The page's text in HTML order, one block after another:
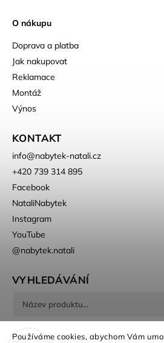
Používáme cookies, abychom Vám
O nákupu
Doprava a platba
Jak nakupovat
Reklamace
Montáž
Výnos
KONTAKT
info@nabytek-natali.cz
+420 739 314 895
Facebook
NataliNabytek
Instagram
YouTube
@nabytek.natali
VYHLEDÁVÁNÍ
Hledat